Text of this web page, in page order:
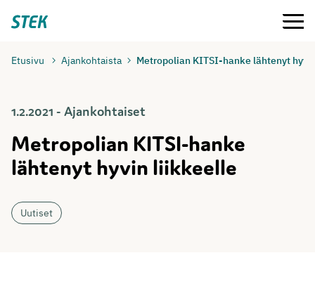
suoraan
Stek Valikko
Etusivu Ajankohtaista Metropolian KITSI-hanke lähtenyt
1.2.2021 - Ajankohtaiset
Metropolian KITSI-hanke
lähtenyt hyvin liikkeelle
Uutiset